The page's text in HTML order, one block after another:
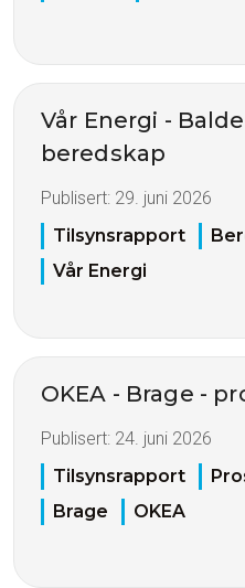
Vår Energi -
beredskap
Publisert: 29. juni 2026
Tilsynsrapport
Vår Energi
OKEA - Brage -
Publisert: 24. juni 2026
Tilsynsrapport
Brage
OKEA